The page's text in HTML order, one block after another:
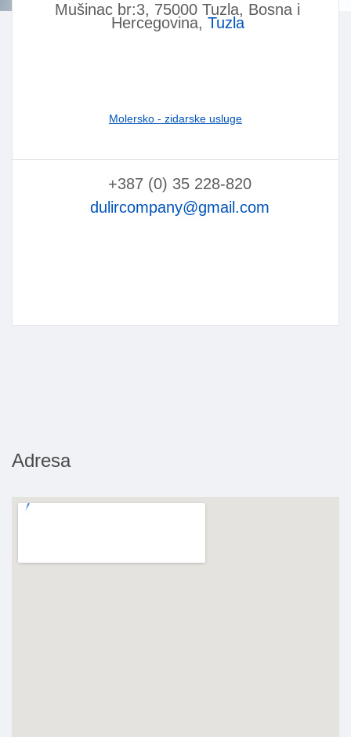
Mušinac br:3, 75000 Tuzla, Bosna i
Hercegovina, Tuzla
Molersko - zidarske usluge
+387 (0) 35 228-820
dulircompany@gmail.com
Adresa